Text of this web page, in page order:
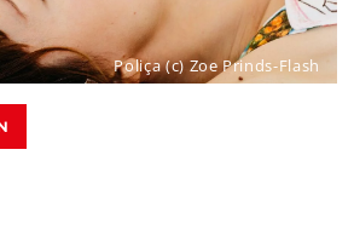
Poliça (c) Zoe Prinds-Flash